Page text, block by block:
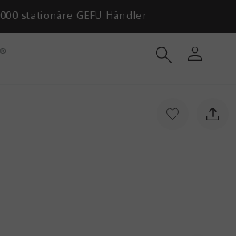
stationäre GEFU Händler